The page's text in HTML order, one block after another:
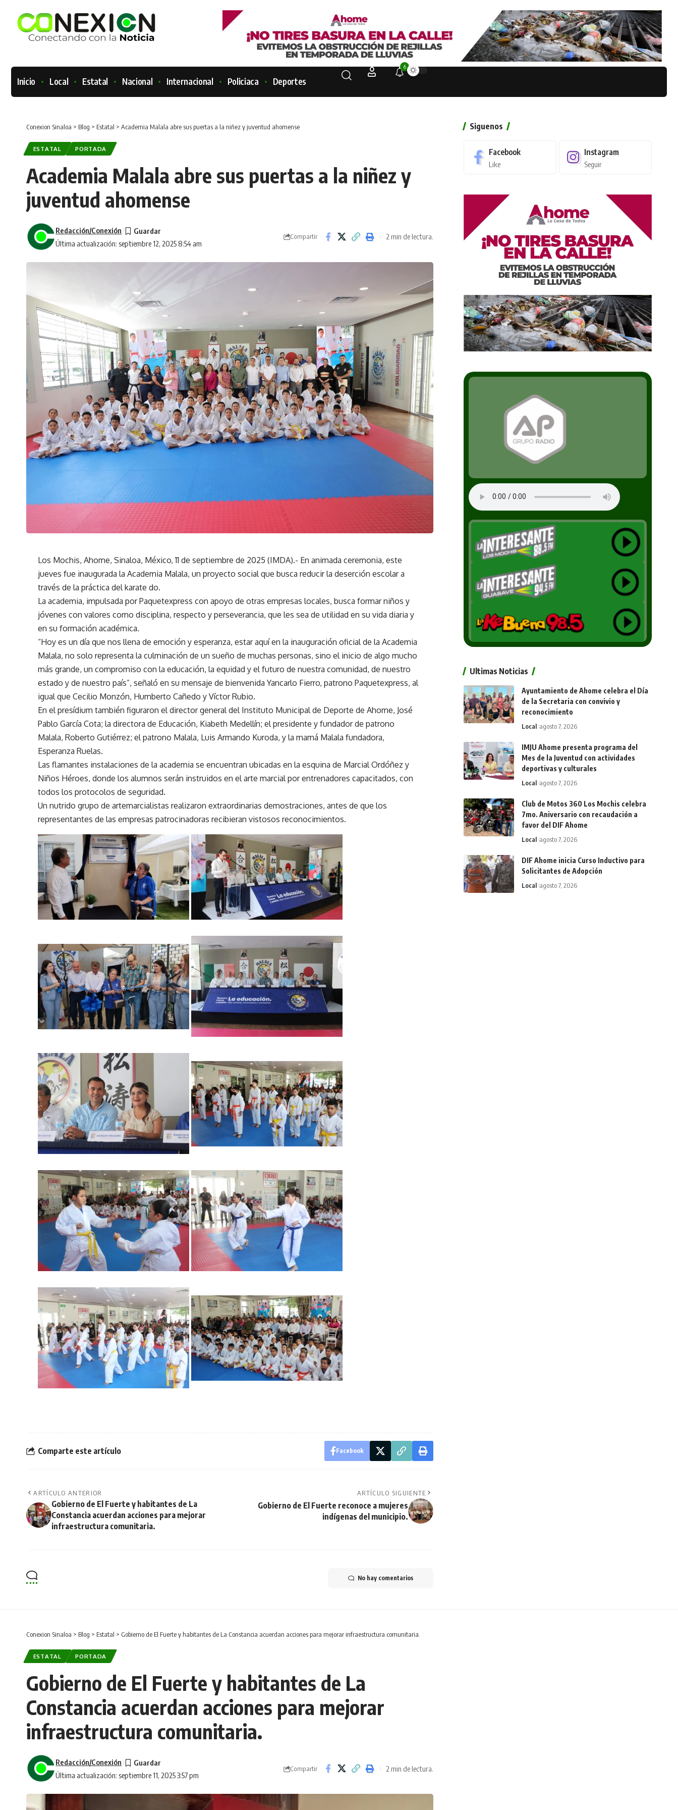
Inicio Local Estatal Nacional Internacional Policiaca Deportes
6
Conexion Sinaloa > Blog > Estatal > Academia Malala abre sus puertas a la niñez y juventud ahomense
ESTATAL PORTADA
Academia Malala abre sus puertas a la niñez y
juventud ahomense
Última actualización: septiembre 12, 2025 8:54 am
Redacción/Conexión
Compartir 2 min de lectura.
Los Mochis, Ahome, Sinaloa, México, 11 de septiembre de 2025 (IMDA).- En animada ceremonia, este
jueves fue inaugurada la Academia Malala, un proyecto social que busca reducir la deserción escolar a
través de la práctica del karate do.
La academia, impulsada por Paquetexpress con apoyo de otras empresas locales, busca formar niños y
jóvenes con valores como disciplina, respecto y perseverancia, que les sea de utilidad en su vida diaria y
en su formación académica.
“Hoy es un día que nos llena de emoción y esperanza, estar aquí en la inauguración oficial de la Academia
Malala, no solo representa la culminación de un sueño de muchas personas, sino el inicio de algo mucho
más grande, un compromiso con la educación, la equidad y el futuro de nuestra comunidad, de nuestro
estado y de nuestro país”, señaló en su mensaje de bienvenida Yancarlo Fierro, patrono Paquetexpress, al
igual que Cecilio Monzón, Humberto Cañedo y Víctor Rubio.
En el presídium también figuraron el director general del Instituto Municipal de Deporte de Ahome, José
Pablo García Cota; la directora de Educación, Kiabeth Medellín; el presidente y fundador de patrono
Malala, Roberto Gutiérrez; el patrono Malala, Luis Armando Kuroda, y la mamá Malala fundadora,
Esperanza Ruelas.
Las flamantes instalaciones de la academia se encuentran ubicadas en la esquina de Marcial Ordóñez y
Niños Héroes, donde los alumnos serán instruidos en el arte marcial por entrenadores capacitados, con
todos los protocolos de seguridad.
Un nutrido grupo de artemarcialistas realizaron extraordinarias demostraciones, antes de que los
representantes de las empresas patrocinadoras recibieran vistosos reconocimientos.
Comparte este artículo Facebook
ARTÍCULO ANTERIOR
Gobierno de El Fuerte y habitantes de La
Constancia acuerdan acciones para mejorar
infraestructura comunitaria.
ARTÍCULO SIGUIENTE
Gobierno de El Fuerte reconoce a mujeres
indígenas del municipio.
No hay comentarios
Siguenos
Facebook
Like
Instagram
Seguir
Ultimas Noticias
Ayuntamiento de Ahome celebra el Día
de la Secretaria con convivio y
reconocimiento
Local agosto 7, 2026
IMJU Ahome presenta programa del
Mes de la Juventud con actividades
deportivas y culturales
Local agosto 7, 2026
Club de Motos 360 Los Mochis celebra
7mo. Aniversario con recaudación a
favor del DIF Ahome
Local agosto 7, 2026
DIF Ahome inicia Curso Inductivo para
Solicitantes de Adopción
Local agosto 7, 2026
Conexion Sinaloa > Blog > Estatal > Gobierno de El Fuerte y habitantes de La Constancia acuerdan acciones para mejorar infraestructura comunitaria.
ESTATAL PORTADA
Gobierno de El Fuerte y habitantes de La
Constancia acuerdan acciones para mejorar
infraestructura comunitaria.
Última actualización: septiembre 11, 2025 3:57 pm
Redacción/Conexión
Compartir 2 min de lectura.